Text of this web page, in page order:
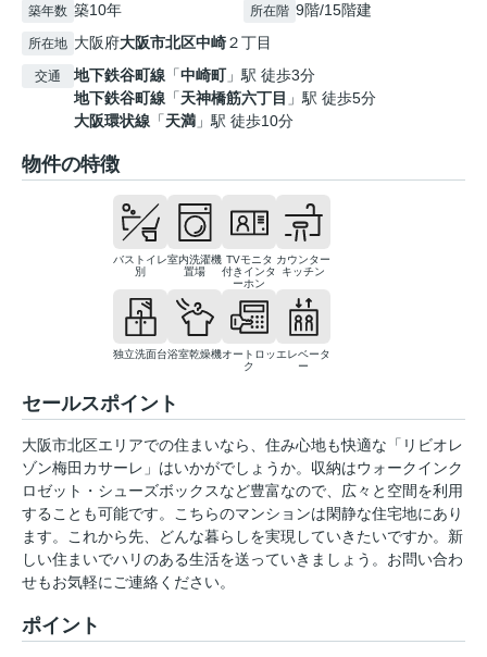
築年数 築10年 所在階 9階/15階建
所在地 大阪府大阪市北区中崎２丁目
交通 地下鉄谷町線 「中崎町」駅 徒歩3分
地下鉄谷町線 「天神橋筋六丁目 」駅 徒歩5分
大阪環状線 「天満 」駅 徒歩10分
物件の特徴
バストイレ
別
室内洗濯機
置場
TVモニタ
付きインタ
ーホン
カウンター
キッチン
独立洗面台浴室乾燥機オートロッ
ク
エレベータ
ー
セールスポイント
大阪市北区エリアでの住まいなら、住み心地も快適な「リビオレ
ゾン梅田カサーレ」はいかがでしょうか。収納はウォークインク
ロゼット・シューズボックスなど豊富なので、広々と空間を利用
することも可能です。こちらのマンションは閑静な住宅地にあり
ます。これから先、どんな暮らしを実現していきたいですか。新
しい住まいでハリのある生活を送っていきましょう。お問い合わ
せもお気軽にご連絡ください。
ポイント